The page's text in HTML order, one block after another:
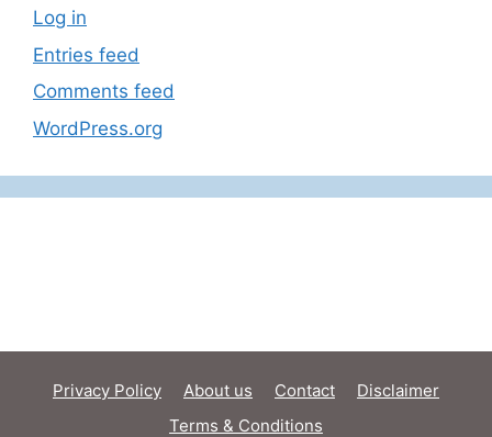
Log in
Entries feed
Comments feed
WordPress.org
Privacy Policy About us Contact
Disclaimer
Terms & Conditions